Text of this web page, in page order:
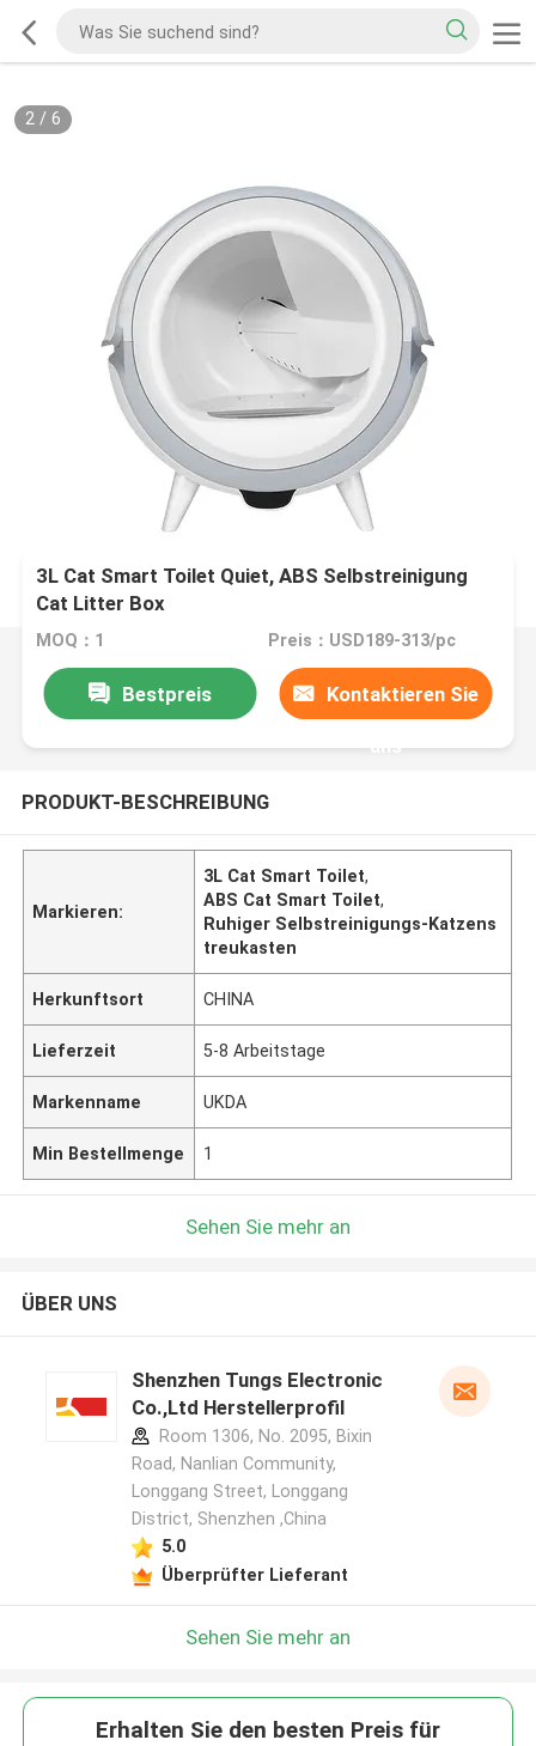
2/ 6
3L Cat Smart Toilet Quiet, ABS Selbstreinigung
Cat Litter Box
MOQ：1 Preis：USD189-313/pc
Bestpreis Kontaktieren Sie
uns
PRODUKT-BESCHREIBUNG
Markieren:
3L Cat Smart Toilet,
ABS Cat Smart Toilet,
Ruhiger Selbstreinigungs-Katzens
treukasten
Herkunftsort CHINA
Lieferzeit 5-8 Arbeitstage
Markenname UKDA
Min Bestellmenge 1
Sehen Sie mehr an
ÜBER UNS
Shenzhen Tungs Electronic
Co.,Ltd Herstellerprofil
Room 1306, No. 2095, Bixin
Road, Nanlian Community,
Longgang Street, Longgang
District, Shenzhen ,China
5.0
Überprüfter Lieferant
Sehen Sie mehr an
Erhalten Sie den besten Preis für